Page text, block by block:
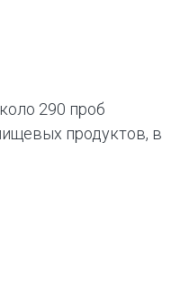
290 проб
продуктов, в